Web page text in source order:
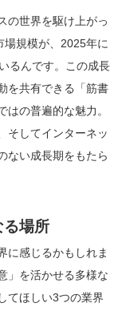
の世界を駆け上がっ
規模が、2025年に
るんです。この成長
を共有できる「筋書
はの普遍的な魅力。
そしてインターネッ
ない成長期をもたら
る場所
に感じるかもしれま
」を活かせる多様な
てほしい3つの業界